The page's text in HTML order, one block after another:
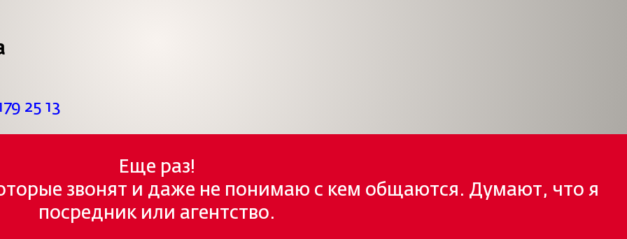
25 13
Еще раз!
звонят и даже не понимаю с кем общаются. Думают, что я
посредник или агентство.